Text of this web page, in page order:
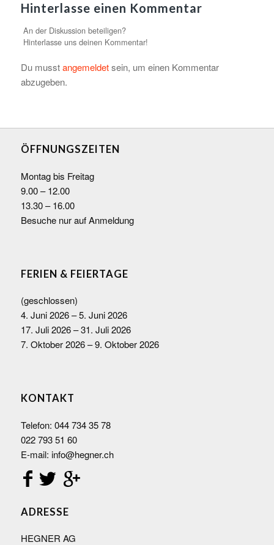
Hinterlasse einen Kommentar
An der Diskussion beteiligen?
Hinterlasse uns deinen Kommentar!
Du musstangemeldetsein, um einen Kommentar
abzugeben.
ÖFFNUNGSZEITEN
Montag bis Freitag
9.00 – 12.00
13.30 – 16.00
Besuche nur auf Anmeldung
FERIEN & FEIERTAGE
(geschlossen)
4. Juni 2026 – 5. Juni 2026
17. Juli 2026 – 31. Juli 2026
7. Oktober 2026 – 9. Oktober 2026
KONTAKT
Telefon: 044 734 35 78
022 793 51 60
E-mail: info@hegner.ch
ADRESSE
HEGNER AG